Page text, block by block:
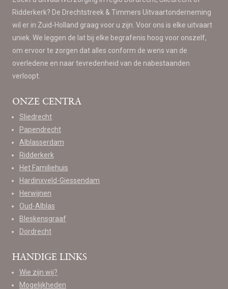
Ridderkerk? De Drechtstreek & Timmers Uitvaartonderneming
wil er in Zuid-Holland graag voor u zijn. Voor ons is elke uitvaart
uniek. We leggen de lat bij elke begrafenis hoog voor onszelf,
om ervoor te zorgen dat alles conform de wens van de
overledene en naar tevredenheid van de nabestaanden
verloopt.
ONZE CENTRA
Sliedrecht
Papendrecht
Alblasserdam
Ridderkerk
Het Familiehuis
Hardinxveld-Giessendam
Herwijnen
Oud-Alblas
Bleskensgraaf
Dordrecht
HANDIGE LINKS
Wie zijn wij?
Mogelijkheden